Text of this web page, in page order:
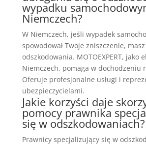
wypadku
Niemczech?
W Niemczech, jeśli wypadek
spowodował Twoje zniszczenie,
odszkodowania. MOTOEXPERT, jako
Niemczech, pomaga w dochodzeniu
Oferuje profesjonalne usługi i
ubezpieczycielami.
Jakie korzyści daje
pomocy prawnika
się w odszkodowaniach?
Prawnicy specjalizujący się w